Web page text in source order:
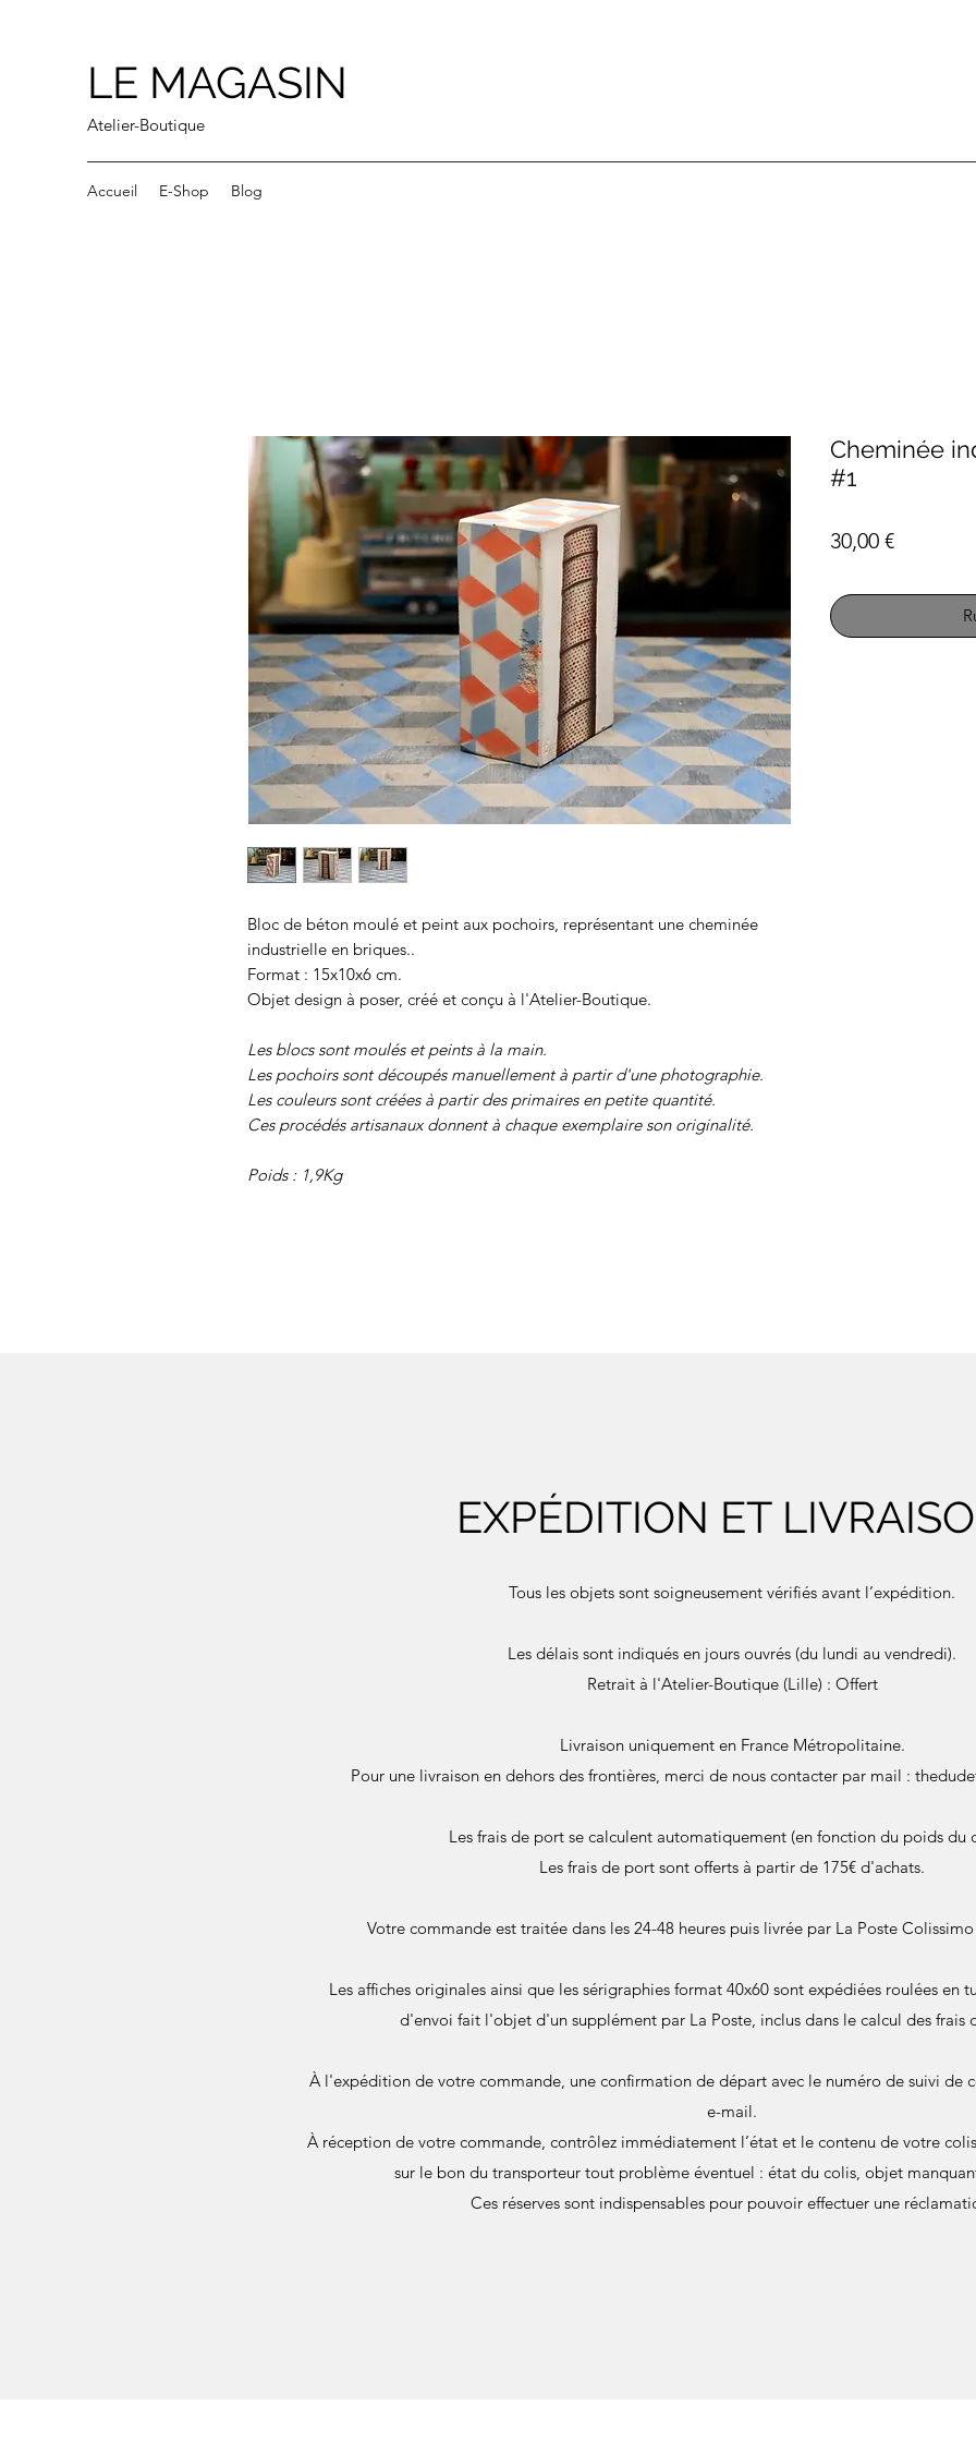
LE MAGASIN
Atelier-Boutique
Accueil E-Shop Blog
Bloc de béton moulé et peint aux pochoirs, représentant une cheminée
industrielle en briques..
Format : 15x10x6 cm.
Objet design à poser, créé et conçu à l'Atelier-Boutique.
Les blocs sont moulés et peints à la main.
Les pochoirs sont découpés manuellement à partir d'une photographie.
Les couleurs sont créées à partir des primaires en petite quantité.
Ces procédés artisanaux donnent à chaque exemplaire son originalité.
Poids : 1,9Kg
Cheminée
#1
30,00 €Prix
EXPÉDITION ET
Tous les objets sont soigneusement vérifiés avant l’expédition.
Les délais sont indiqués en jours ouvrés (du lundi au vendredi).
Retrait à l'Atelier-Boutique (Lille) : Offert
Livraison uniquement en France Métropolitaine.
Pour une livraison en dehors des frontières, merci de nous contacter par mail :
Les frais de port se calculent automatiquement (en fonction du poids du
Les frais de port sont offerts à partir de 175€ d'achats.
Votre commande est traitée dans les 24-48 heures puis livrée par La Poste
Les affiches originales ainsi que les sérigraphies format 40x60 sont expédiées roulées en
d'envoi fait l'objet d'un supplément par La Poste, inclus dans le calcul des frais
À l'expédition de votre commande, une confirmation de départ avec le numéro de suivi de
e-mail.
À réception de votre commande, contrôlez immédiatement l’état et le contenu de votre
sur le bon du transporteur tout problème éventuel : état du colis, objet
Ces réserves sont indispensables pour pouvoir effectuer une